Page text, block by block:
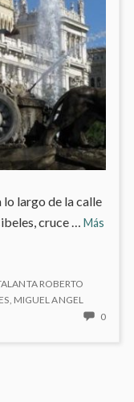
largo de la calle
cruce … Más
ROBERTO
MIGUEL ANGEL
0NO